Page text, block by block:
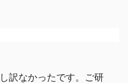
訳なかったです。ご研